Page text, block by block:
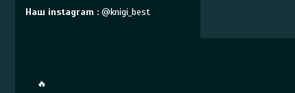
Наш instagram @knigi_best
🔥